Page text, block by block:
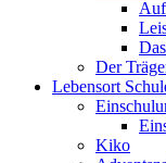
Der
Lebensort
Kiko